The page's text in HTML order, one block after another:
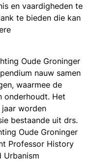
en vaardigheden te
te bieden die kan
Oude Groninger
nauw samen
waarmee de
onderhoudt. Het
worden
bestaande uit drs.
Oude Groninger
Professor History
Urbanism